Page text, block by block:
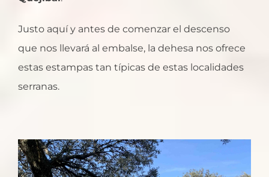
Justo aquí y antes de comenzar el descenso
que nos llevará al embalse, la dehesa nos ofrece
estas estampas tan típicas de estas localidades
serranas.